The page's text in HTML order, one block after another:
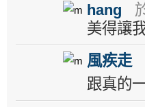
hang
美得讓
風疾走
跟真的